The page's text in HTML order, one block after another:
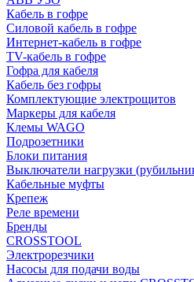
Кабель в гофре
Силовой кабель в гофре
Интернет-кабель в гофре
TV-кабель в гофре
Гофра для кабеля
Кабель без гофры
Комплектующие электрощитов
Маркеры для кабеля
Клемы WAGO
Подрозетники
Блоки питания
Выключатели нагрузки
Кабельные муфты
Крепеж
Реле времени
Бренды
CROSSTOOL
Электрорезчики
Насосы для подачи воды